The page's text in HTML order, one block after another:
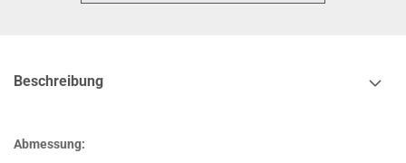
Beschreibung
Abmessung: